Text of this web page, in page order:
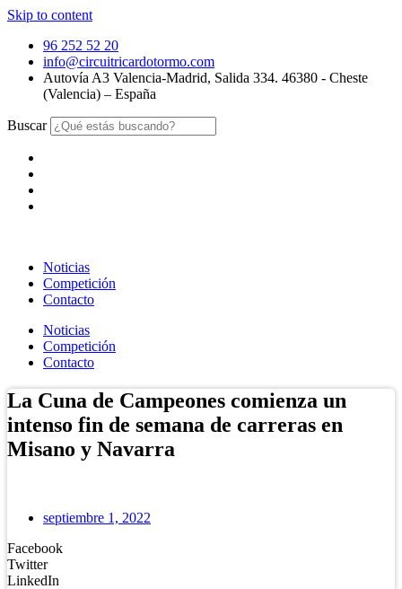
Skip to content
96 252 52 20
info@circuitricardotormo.com
Autovía A3 Valencia-Madrid, Salida 334. 46380 - Cheste
(Valencia) – España
Buscar
Noticias
Competición
Contacto
Noticias
Competición
Contacto
La Cuna de Campeones comienza un
intenso fin de semana de carreras en
Misano y Navarra
septiembre 1, 2022
Facebook
Twitter
LinkedIn